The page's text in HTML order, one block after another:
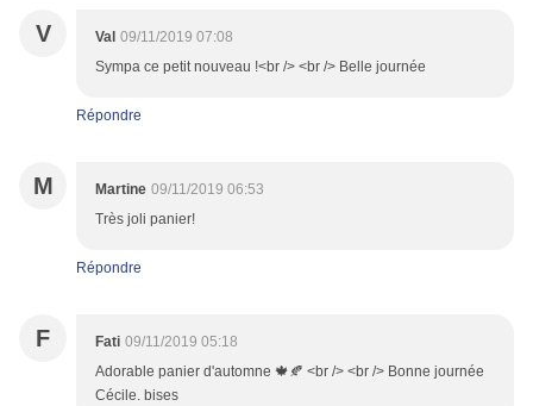
V Val 09/11/2019 07:08
Sympa ce petit nouveau !<br /> <br /> Belle journée
Répondre
M Martine 09/11/2019 06:53
Très joli panier!
Répondre
F Fati 09/11/2019 05:18
Adorable panier d'automne 🍁🍂 <br /> <br /> Bonne journée
Cécile. bises